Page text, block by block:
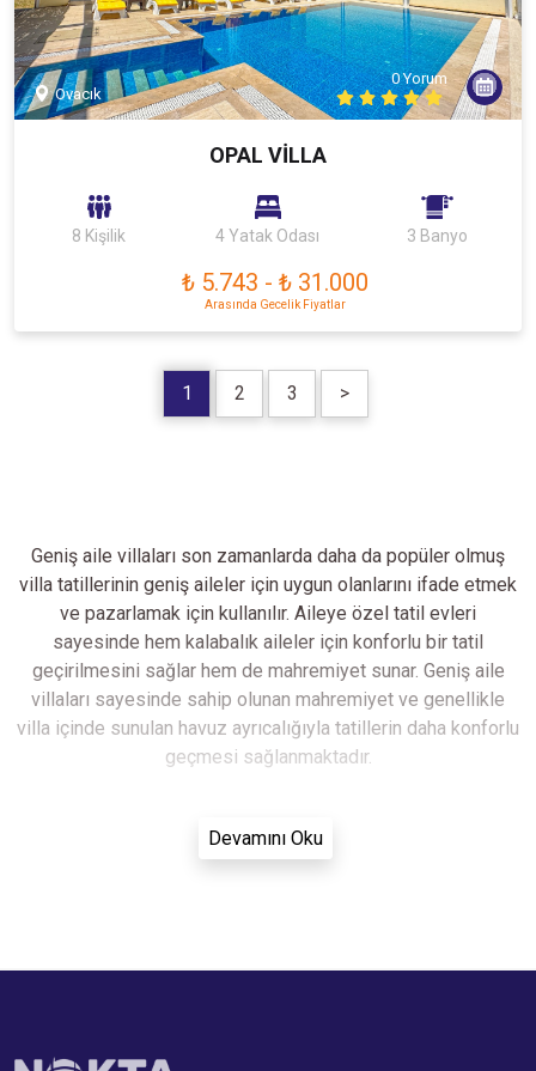
Ovacık
0 Yorum
OPAL VİLLA
8 Kişilik 4 Yatak Odası 3 Banyo
₺ 5.743 - ₺ 31.000
Arasında Gecelik Fiyatlar
1 2 3 >
Geniş aile villaları son zamanlarda daha da popüler olmuş
villa tatillerinin geniş aileler için uygun olanlarını ifade etmek
ve pazarlamak için kullanılır. Aileye özel tatil evleri
sayesinde hem kalabalık aileler için konforlu bir tatil
geçirilmesini sağlar hem de mahremiyet sunar. Geniş aile
villaları sayesinde sahip olunan mahremiyet ve genellikle
villa içinde sunulan havuz ayrıcalığıyla tatillerin daha konforlu
geçmesi sağlanmaktadır.
Tatilde Tüm Sevdikleriniz Bir Arada Olsun
Devamını Oku